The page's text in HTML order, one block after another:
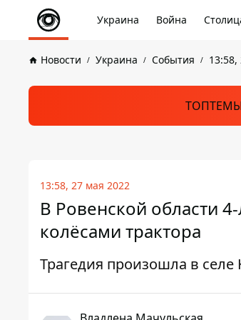
Украина Война
Новости Украина События
13:58, 27 мая 2022
В Ровенской области
колёсами трактора
Трагедия произошла в селе